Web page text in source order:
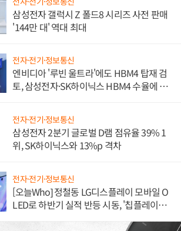
삼성전자 갤럭시 Z 폴드8 시리즈 사전 판매
'144만 대' 역대 최대
전자·전기·정보통신
엔비디아 '루빈 울트라'에도 HBM4 탑재 검
토, 삼성전자·SK하이닉스 HBM4 수율에 주
전자·전기·정보통신
삼성전자 2분기 글로벌 D램 점유율 39% 1
위, SK하이닉스와 13%p 격차
전자·전기·정보통신
[오늘Who] 정철동 LG디스플레이 모바일 O
LED로 하반기 실적 반등 시동, '칩플레이